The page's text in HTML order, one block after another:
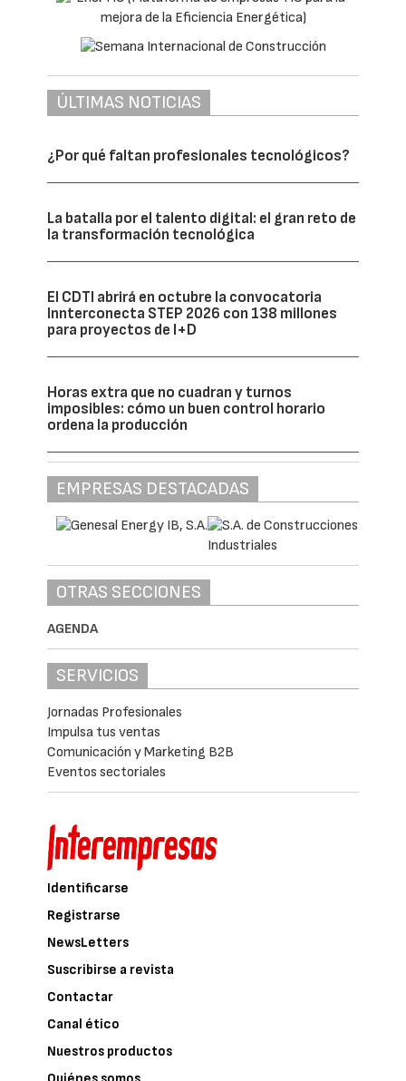
ejecución. En conjunto, los proyectos
anunciados alcanzan los 10,5 GW IT, aunque
CBRE estima que solo alrededor del 40%
cuenta con respaldo de capital institucional
y visibilidad suficiente para materializarse.
Madrid mantiene su posición como principal
Ibérica, con 224 MW IT operativos y otros
228 MW IT en construcción. Aragón emerge
proyección gracias a la implantación de
hyperscalers y proyectos vinculados a
inteligencia artificial, mientras que
Barcelona, Lisboa y Sines continúan
El informe señala que la demanda sigue
creciendo tanto por parte de los grandes
proveedores cloud como de los
denominados neoclouds, operadores
especializados en computación para
inteligencia artificial, que habrían
contratado entre 350 y 500 MW de
capacidad en Iberia durante los últimos doce
meses.
la evolución del marco regulatorio serán
determinantes para transformar este
volumen de proyectos en capacidad
operativa. Aunque la elevada disponibilidad
de energías renovables sitúa a España y
Portugal en una posición competitiva, la
disponibilidad de red eléctrica y la seguridad
condicionantes para el desarrollo del sector.